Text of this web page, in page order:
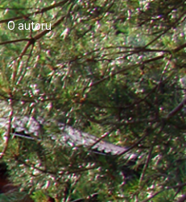
O autoru